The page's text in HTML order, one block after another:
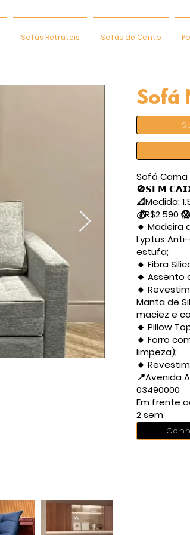
Sofás Retráteis Sofás de Canto
Sofá
Sofá Cama
🚫𝗦𝗘𝗠
📐Medida:
💰R$2.590
🔸 Madeira
Lyptus
estufa;
🔸 Fibra
🔸 Assento
🔸
Manta de
maciez e
🔸 Pillow
🔸 Forro
limpeza);
🔸
📍Avenida
03490000
Em frente
2 sem